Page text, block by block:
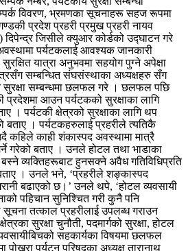
विवरण, भ्रमणका सूचनाहरू सहज रूपमा
प्रदेश प्रहरी प्रमुख प्रहरी नायव
दिपेन्द्र जिसीले क्युआर कोर्डको उद्घाटन गरे
पर्यटकलाई आवश्यक जानकारी
यात्रा अनुभवमा सहयोग पुग्ने अपेक्षा
सम्बन्धित संघसंस्थाका अध्यक्षहरु सँग
सुरक्षा सम्बन्धमा छलफल गरे । छलफल पछि
आउन पर्यटकको सुरक्षाका लागि
। पर्यटकी क्षेत्रको सुरक्षाका लागि थप
बताए । पर्यटकहरुलाई प्रहरीले त्यतिकै
कहिले काही शंकास्पद अवस्थामा मात्रै
गरेको बताए । उनले होटल तथा भाडाका
व्यक्तिहरूबाट हुनसक्ने अवैध गतिविधिप्रति
। उनले भने, ‘प्रहरीले शङ्कास्पद
बढाएको छ।’ उनले थपे, ‘होटल व्यवसायी
पहिचान सुनिश्चित गरी कुनै पनि
तत्काल प्रहरीलाई उपलब्ध गराउन
सुरक्षा चुनौती, पदमार्गको सुरक्षा, होटल
सहकार्यका विषयमा छलफल
पोखरा पर्यटन परिषद्का अध्यक्ष तारानाथ